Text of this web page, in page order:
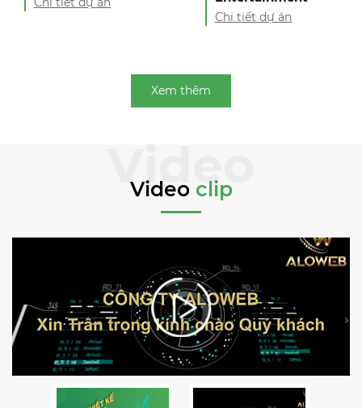
Chi tiết dự án
Xem thêm
Video clip